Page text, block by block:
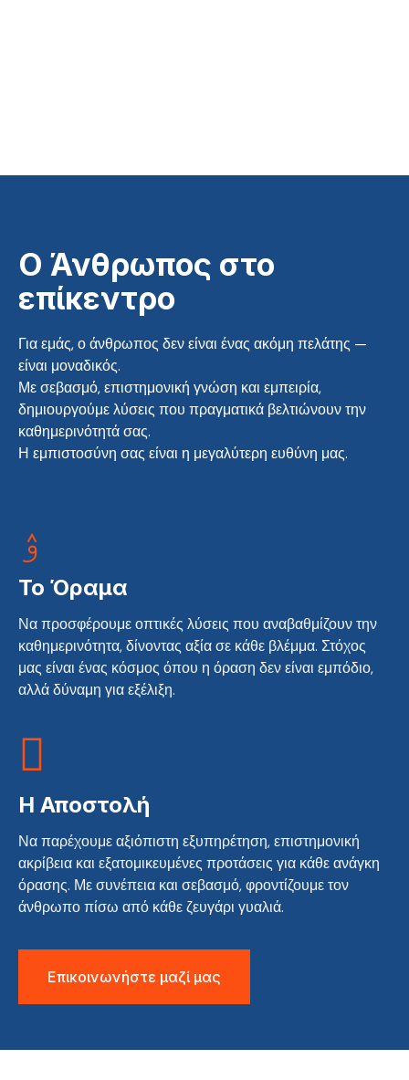
Ο Άνθρωπος στο
επίκεντρο
Για εμάς, ο άνθρωπος δεν είναι ένας ακόμη πελάτης —
είναι μοναδικός.
Με σεβασμό, επιστημονική γνώση και εμπειρία,
δημιουργούμε λύσεις που πραγματικά βελτιώνουν την
καθημερινότητά σας.
Η εμπιστοσύνη σας είναι η μεγαλύτερη ευθύνη μας.
Το Όραμα
Να προσφέρουμε οπτικές λύσεις που αναβαθμίζουν την
καθημερινότητα, δίνοντας αξία σε κάθε βλέμμα. Στόχος
μας είναι ένας κόσμος όπου η όραση δεν είναι εμπόδιο,
αλλά δύναμη για εξέλιξη.
Η Αποστολή
Να παρέχουμε αξιόπιστη εξυπηρέτηση, επιστημονική
ακρίβεια και εξατομικευμένες προτάσεις για κάθε ανάγκη
όρασης. Με συνέπεια και σεβασμό, φροντίζουμε τον
άνθρωπο πίσω από κάθε ζευγάρι γυαλιά.
Επικοινωνήστε μαζί μας